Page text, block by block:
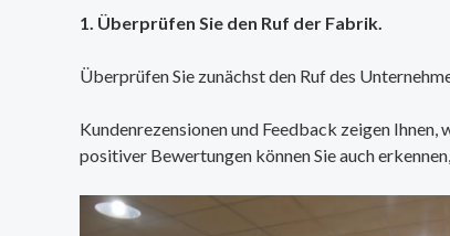
1. Überprüfen Sie den Ruf der Fabrik.
Überprüfen Sie zunächst den Ruf des
Kundenrezensionen und Feedback zeigen
positiver Bewertungen können Sie auch